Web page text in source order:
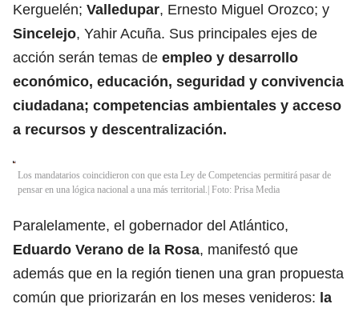
Kerguelén; Valledupar, Ernesto Miguel Orozco; y
Sincelejo, Yahir Acuña. Sus principales ejes de
acción serán temas de empleo y desarrollo
económico, educación, seguridad y convivencia
ciudadana; competencias ambientales y acceso
a recursos y descentralización.
Los mandatarios coincidieron con que esta Ley de Competencias permitirá pasar de
pensar en una lógica nacional a una más territorial.| Foto: Prisa Media
Paralelamente, el gobernador del Atlántico,
Eduardo Verano de la Rosa, manifestó que
además que en la región tienen una gran propuesta
común que priorizarán en los meses venideros: la